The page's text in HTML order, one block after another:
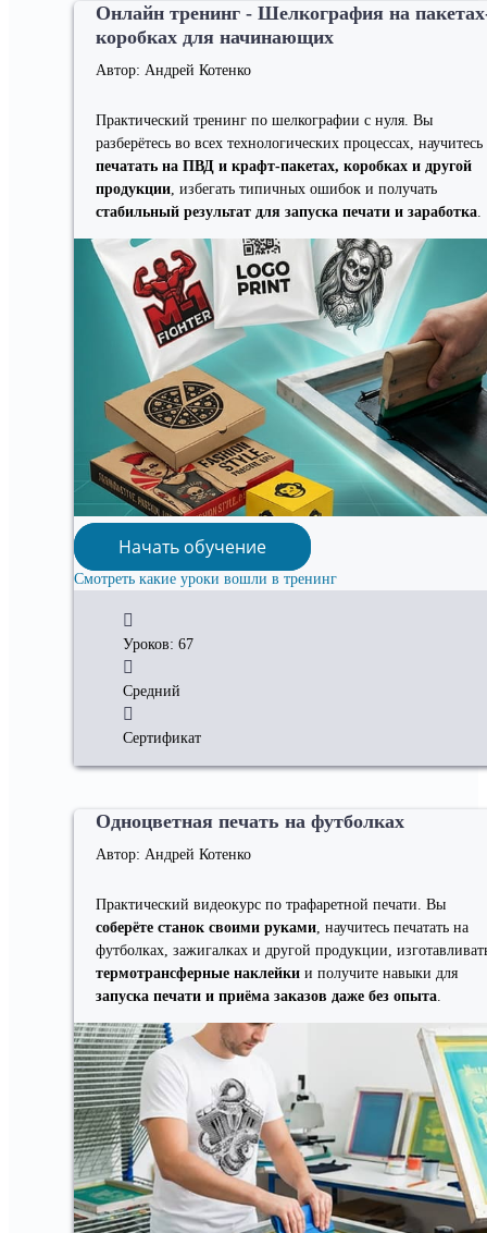
Онлайн тренинг - Шелкография на
коробках для начинающих
Автор: Андрей Котенко
Практический тренинг по шелкографии с нуля. Вы
разберётесь во всех технологических процессах, научитесь
печатать на ПВД и крафт-пакетах, коробках и другой
продукции , избегать типичных ошибок и получать
стабильный результат для запуска печати и заработка
Уроков: 67
Средний
Сертификат
Начать обучение
Смотреть какие уроки вошли в тренинг
Одноцветная печать на футболках
Автор: Андрей Котенко
Практический видеокурс по трафаретной печати. Вы
соберёте станок своими руками , научитесь печатать на
футболках, зажигалках и другой продукции,
термотрансферные наклейки и получите навыки для
запуска печати и приёма заказов даже без опыта